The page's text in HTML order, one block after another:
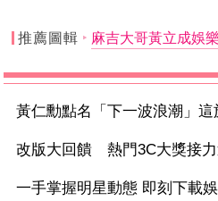
推薦圖輯 麻吉大哥黃立成娛
黃仁勳點名「下一波浪潮」這
改版大回饋 熱門3C大獎接
一手掌握明星動態 即刻下載